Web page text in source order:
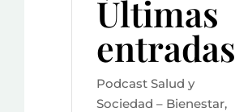
Últimas
entradas
Podcast Salud y
Sociedad – Bienestar,